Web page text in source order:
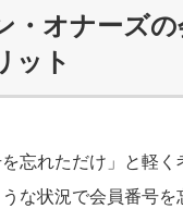
・オナーズ
ット
を忘れただけ」と軽
な状況で会員番号